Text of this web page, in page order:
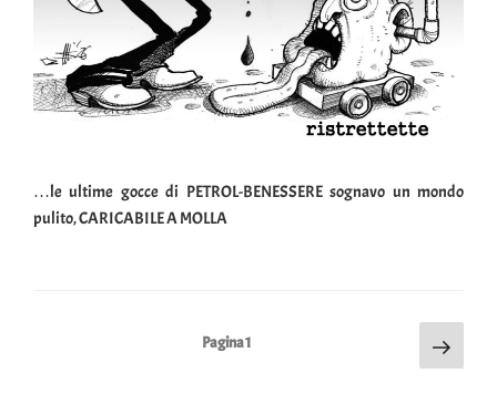
…le ultime gocce di PETROL-BENESSERE sognavo un mondo
pulito, CARICABILE A MOLLA
Pagina1